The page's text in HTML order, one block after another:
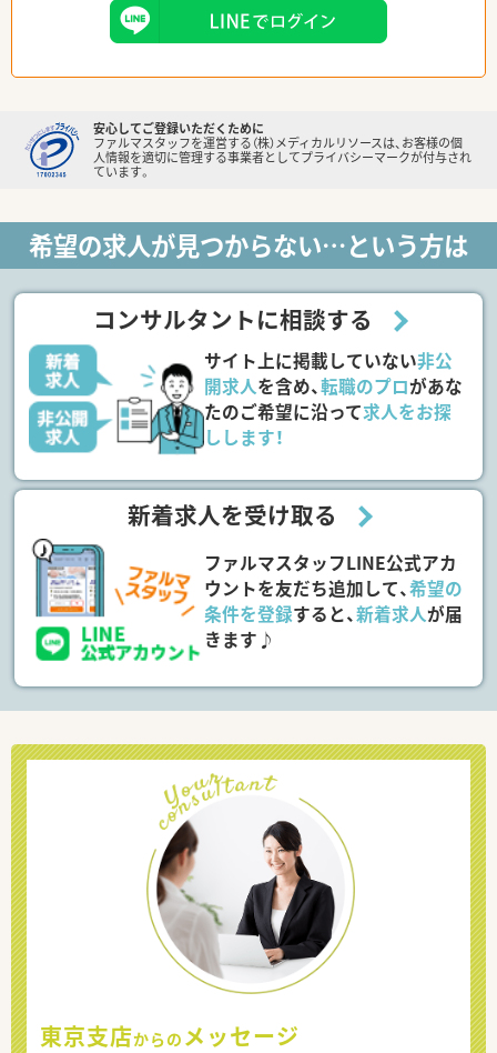
安心してご登録いただくために
ファルマスタッフを運営する（株）メディカルリソースは、お客様の個
人情報を適切に管理する事業者としてプライバシーマークが付与され
ています。
希望の求人が見つからない…という方は
コンサルタントに相談する
サイト上に掲載していない非公
開求人を含め、転職のプロがあな
たのご希望に沿って求人をお探
しします！
新着求人を受け取る
ファルマスタッフLINE公式アカ
ウントを友だち追加して、希望の
条件を登録すると、新着求人が届
きます♪
東京支店からの メッセージ